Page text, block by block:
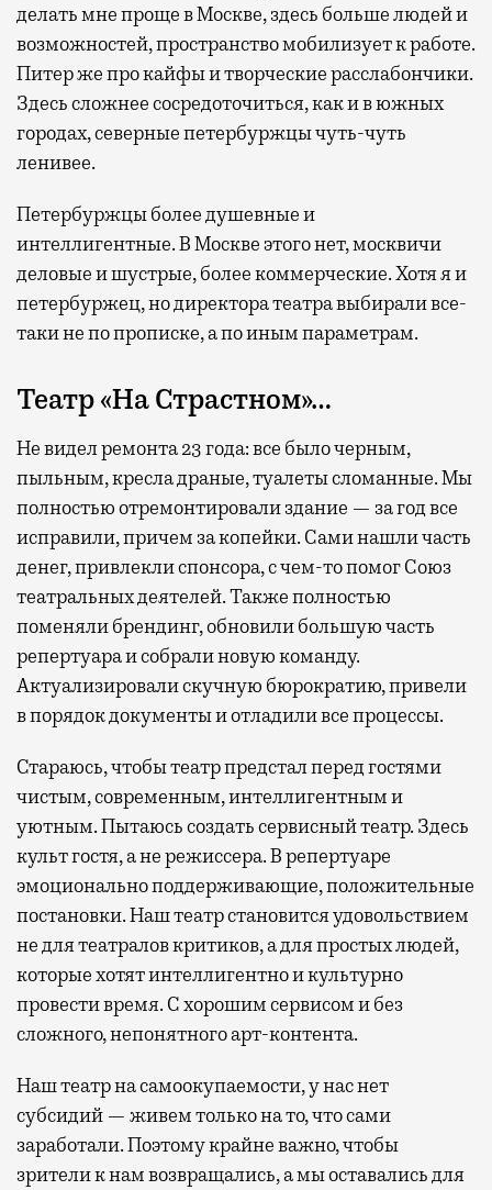
делать мне проще в Москве, здесь больше людей и
возможностей, пространство мобилизует к работе.
Питер же про кайфы и творческие расслабончики.
Здесь сложнее сосредоточиться, как и в южных
городах, северные петербуржцы чуть-чуть
ленивее.
Петербуржцы более душевные и
интеллигентные. В Москве этого нет, москвичи
деловые и шустрые, более коммерческие. Хотя я и
петербуржец, но директора театра выбирали все-
таки не по прописке, а по иным параметрам.
Театр «На Страстном»…
Не видел ремонта 23 года: все было черным,
пыльным, кресла драные, туалеты сломанные. Мы
полностью отремонтировали здание — за год все
исправили, причем за копейки. Сами нашли часть
денег, привлекли спонсора, с чем-то помог Союз
театральных деятелей. Также полностью
поменяли брендинг, обновили большую часть
репертуара и собрали новую команду.
Актуализировали скучную бюрократию, привели
в порядок документы и отладили все процессы.
Стараюсь, чтобы театр предстал перед гостями
чистым, современным, интеллигентным и
уютным. Пытаюсь создать сервисный театр. Здесь
культ гостя, а не режиссера. В репертуаре
эмоционально поддерживающие, положительные
постановки. Наш театр становится удовольствием
не для театралов критиков, а для простых людей,
которые хотят интеллигентно и культурно
провести время. С хорошим сервисом и без
сложного, непонятного арт-контента.
Наш театр на самоокупаемости, у нас нет
субсидий — живем только на то, что сами
заработали. Поэтому крайне важно, чтобы
зрители к нам возвращались, а мы оставались для